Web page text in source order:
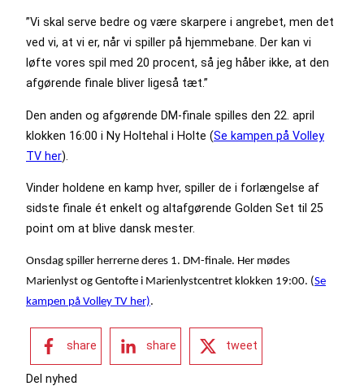
”Vi skal serve bedre og være skarpere i angrebet, men det
ved vi, at vi er, når vi spiller på hjemmebane. Der kan vi
løfte vores spil med 20 procent, så jeg håber ikke, at den
afgørende finale bliver ligeså tæt.”
Den anden og afgørende DM-finale spilles den 22. april
klokken 16:00 i Ny Holtehal i Holte (Se kampen på Volley
TV her).
Vinder holdene en kamp hver, spiller de i forlængelse af
sidste finale ét enkelt og altafgørende Golden Set til 25
point om at blive dansk mester.
Onsdag spiller herrerne deres 1. DM-finale. Her mødes
Marienlyst og Gentofte i Marienlystcentret klokken 19:00. (Se
kampen på Volley TV her).
share share tweet
Del nyhed